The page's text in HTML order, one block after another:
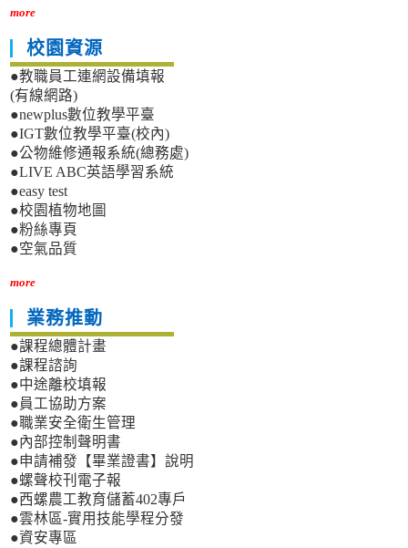
more
校園資源
●教職員工連網設備填報
(有線網路)
●newplus數位教學平臺
●IGT數位教學平臺(校內)
●公物維修通報系統(總務處)
●LIVE ABC英語學習系統
●easy test
●校園植物地圖
●粉絲專頁
●空氣品質
more
業務推動
●課程總體計畫
●課程諮詢
●中途離校填報
●員工協助方案
●職業安全衛生管理
●內部控制聲明書
●申請補發【畢業證書】說明
●螺聲校刊電子報
●西螺農工教育儲蓄402專戶
●雲林區-實用技能學程分發
●資安專區